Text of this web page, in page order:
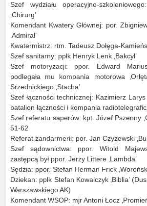
Szef wydziału operacyjno-
‚Chirurg’
Komendant Kwatery Głównej: por.
‚Admirał’
Kwatermistrz: rtm. Tadeusz Dołęga-
Szef sanitarny: ppłk Henryk Lenk ‚Bakcyl’
Szef motoryzacji: ppor. Edward
podlegała mu kompania motorowa
Srzednickiego ‚Stacha’
Szef łączności technicznej: Kazimierz Larys
batalion łączności i kompania
Szef referatu saperów: kpt. Józef Pszenny
51-62
Referat żandarmerii: por. Jan Czyżewski
Szef sądownictwa: ppor. Witold
zastępcą był ppor. Jerzy Littere ‚Lambda’
Sędzia: ppor. Stefan Herman Frick
Dziekan: ppłk Stefan Kowalczyk ‚Biblia’
Warszawskiego AK)
Komendant WSOP: mjr Antoni Łocz